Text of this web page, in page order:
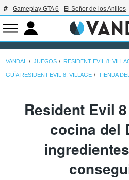
Gameplay GTA 6 El Señor de los Anillos
VANDAL JUEGOS RESIDENT EVIL 8:
GUÍA RESIDENT EVIL 8: VILLAGE TIENDA
Resident Evil
cocina del